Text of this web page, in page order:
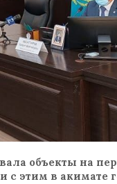
объекты на
этим в акимате